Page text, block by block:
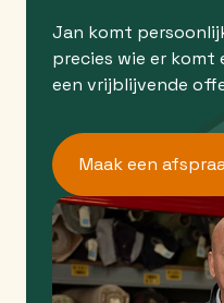
Jan komt
precies wie er komt
een vrijblijvende
Maak een